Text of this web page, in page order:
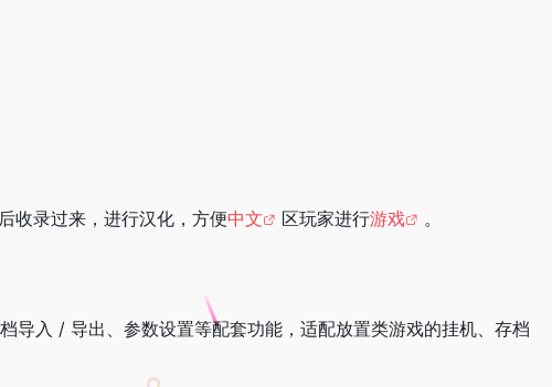
后收录过来，进行汉化，方便中文 区玩家进行游戏 。
导入 / 导出、参数设置等配套功能，适配放置类游戏的挂机、存档